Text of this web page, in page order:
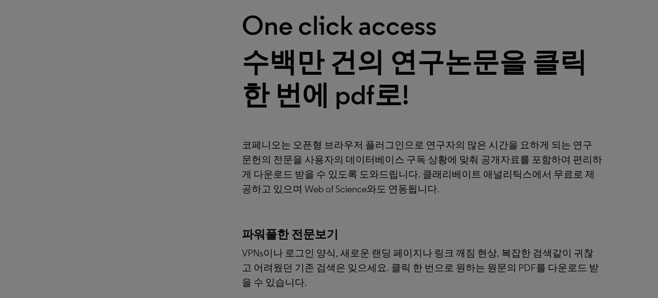
Oneclickaccess
수백만 건의 연구논문을 클릭
한 번에 pdf로!
코페니오는 오픈형 브라우저 플러그인으로 연구자의 많은 시간을 요하게 되는 연구
문헌의 전문을 사용자의 데이터베이스 구독 상황에 맞춰 공개자료를 포함하여 편리하
게 다운로드 받을 수 있도록 도와드립니다. 클래리베이트 애널리틱스에서 무료로 제
공하고 있으며 Web of Science와도 연동됩니다.
파워풀한 전문보기
VPNs이나 로그인 양식, 새로운 랜딩 페이지나 링크 깨짐 현상, 복잡한 검색같이 귀찮
고 어려웠던 기존 검색은 잊으세요. 클릭 한 번으로 원하는 원문의 PDF를 다운로드 받
을 수 있습니다.